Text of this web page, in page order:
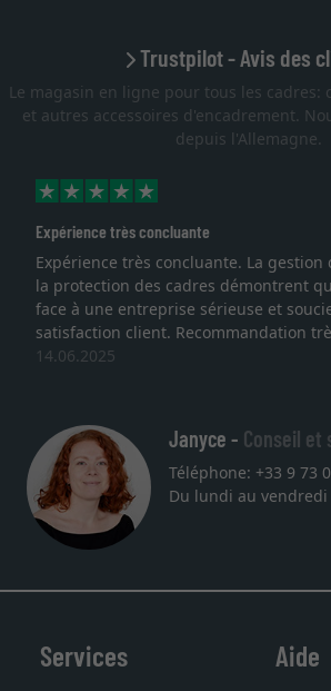
Trustpilot - Avis des
Le magasin en ligne pour tous les cadres:
et autres accessoires d'encadrement.
depuis l'Allemagne.
Expérience très concluante
Expérience très concluante. La
la protection des cadres démontrent
face à une entreprise sérieuse et
satisfaction client. Recommandation
14.06.2025
Janyce - Conseil et
Téléphone: +33 9 73
Du lundi au vendredi
Services Aide